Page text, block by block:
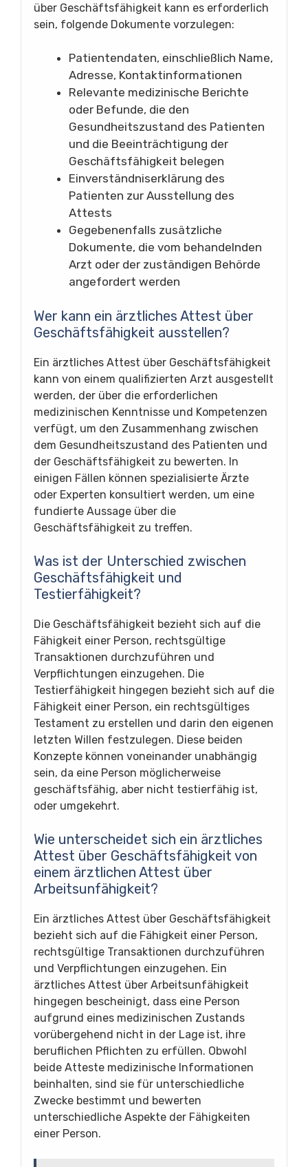
über Geschäftsfähigkeit kann es erforderlich
sein, folgende Dokumente vorzulegen:
Patientendaten, einschließlich Name,
Adresse, Kontaktinformationen
Relevante medizinische Berichte
oder Befunde, die den
Gesundheitszustand des Patienten
und die Beeinträchtigung der
Geschäftsfähigkeit belegen
Einverständniserklärung des
Patienten zur Ausstellung des
Attests
Gegebenenfalls zusätzliche
Dokumente, die vom behandelnden
Arzt oder der zuständigen Behörde
angefordert werden
Wer kann ein ärztliches Attest über
Geschäftsfähigkeit ausstellen?
Ein ärztliches Attest über Geschäftsfähigkeit
kann von einem qualifizierten Arzt ausgestellt
werden, der über die erforderlichen
medizinischen Kenntnisse und Kompetenzen
verfügt, um den Zusammenhang zwischen
dem Gesundheitszustand des Patienten und
der Geschäftsfähigkeit zu bewerten. In
einigen Fällen können spezialisierte Ärzte
oder Experten konsultiert werden, um eine
fundierte Aussage über die
Geschäftsfähigkeit zu treffen.
Was ist der Unterschied zwischen
Geschäftsfähigkeit und
Testierfähigkeit?
Die Geschäftsfähigkeit bezieht sich auf die
Fähigkeit einer Person, rechtsgültige
Transaktionen durchzuführen und
Verpflichtungen einzugehen. Die
Testierfähigkeit hingegen bezieht sich auf die
Fähigkeit einer Person, ein rechtsgültiges
Testament zu erstellen und darin den eigenen
letzten Willen festzulegen. Diese beiden
Konzepte können voneinander unabhängig
sein, da eine Person möglicherweise
geschäftsfähig, aber nicht testierfähig ist,
oder umgekehrt.
Wie unterscheidet sich ein ärztliches
Attest über Geschäftsfähigkeit von
einem ärztlichen Attest über
Arbeitsunfähigkeit?
Ein ärztliches Attest über Geschäftsfähigkeit
bezieht sich auf die Fähigkeit einer Person,
rechtsgültige Transaktionen durchzuführen
und Verpflichtungen einzugehen. Ein
ärztliches Attest über Arbeitsunfähigkeit
hingegen bescheinigt, dass eine Person
aufgrund eines medizinischen Zustands
vorübergehend nicht in der Lage ist, ihre
beruflichen Pflichten zu erfüllen. Obwohl
beide Atteste medizinische Informationen
beinhalten, sind sie für unterschiedliche
Zwecke bestimmt und bewerten
unterschiedliche Aspekte der Fähigkeiten
einer Person.